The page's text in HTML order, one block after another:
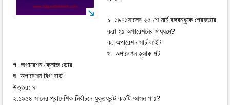
১. ১৯৭১সালের ২৫ শে মার্চ বঙ্গবন্ধুকে গ্রেফতার
করা হয় অপারেশনের মাধ্যমে?
ক. অপারেশন সার্চ লাইট
খ. অপারেশন জ্যাক পট
গ. অপারেশন ক্লোজ ডোর
ঘ. অপারেশন বিগ বার্ড
উত্তর: ঘ
২.১৯৫৪ সালের প্রাদেশিক নির্বাচনে যুক্তফ্রন্ট কতটি আসন পায়?